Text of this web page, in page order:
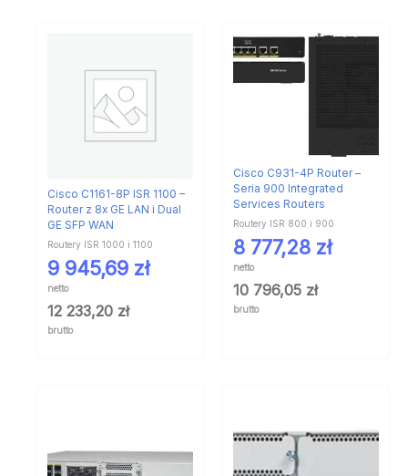
Cisco C1161-8P ISR 1100 –
Router z 8x GE LAN i Dual
GE SFP WAN
Routery ISR 1000 i 1100
9 945,69 zł
netto
12 233,20 zł
brutto
Cisco C931-4P Router –
Seria 900 Integrated
Services Routers
Routery ISR 800 i 900
8 777,28 zł
netto
10 796,05 zł
brutto